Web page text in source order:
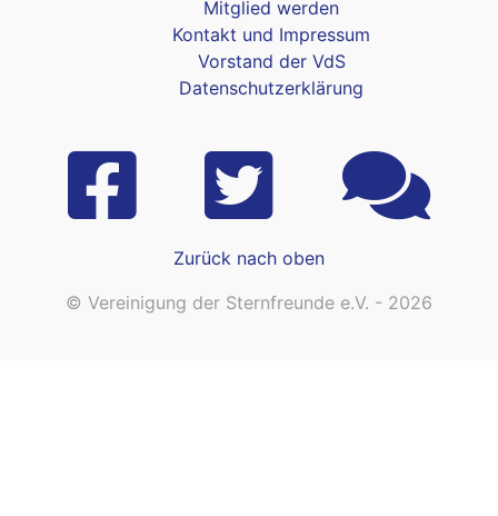
Mitglied werden
Kontakt und Impressum
Vorstand der VdS
Datenschutzerklärung
Zurück nach oben
© Vereinigung der Sternfreunde e.V. - 2026